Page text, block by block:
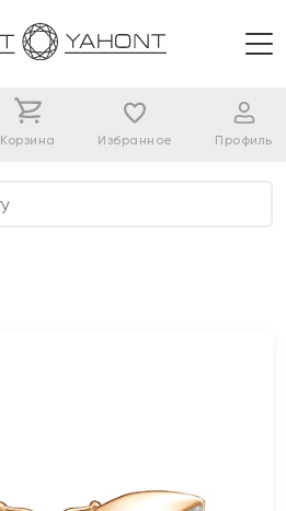
Корзина Избранное Профиль